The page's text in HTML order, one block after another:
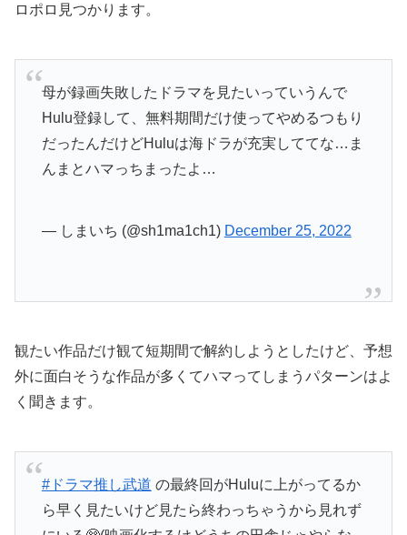
ロポロ見つかります。
母が録画失敗したドラマを見たいっていうんで
Hulu登録して、無料期間だけ使ってやめるつもり
だったんだけどHuluは海ドラが充実しててな…ま
んまとハマっちまったよ…
— しまいち (@sh1ma1ch1) December 25, 2022
観たい作品だけ観て短期間で解約しようとしたけど、予想
外に面白そうな作品が多くてハマってしまうパターンはよ
く聞きます。
#ドラマ推し武道 の最終回がHuluに上がってるか
ら早く見たいけど見たら終わっちゃうから見れず